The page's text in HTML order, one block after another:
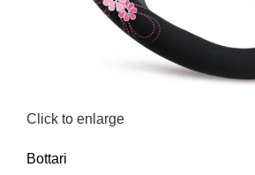
Click to enlarge
Bottari